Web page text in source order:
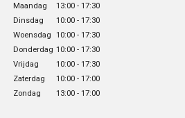
Maandag
13:00 - 17:30
Dinsdag
10:00 - 17:30
Woensdag 10:00 - 17:30
Donderdag 10:00 - 17:30
Vrijdag
10:00 - 17:30
Zaterdag
10:00 - 17:00
Zondag
13:00 - 17:00